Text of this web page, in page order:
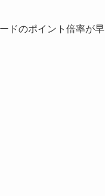
ドのポイント倍率が早